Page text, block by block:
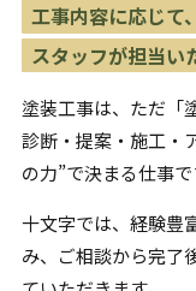
工事内容に応じて
スタッフが担当い
塗装工事は、ただ「
診断・提案・施工・
の力”で決まる仕事で
十文字では、経験豊
み、 ご相談から完了